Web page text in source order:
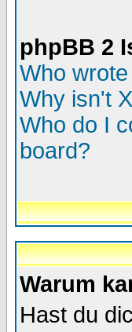
phpBB 2
Who
Why isn't
Who do I
board?
Warum
Hast du